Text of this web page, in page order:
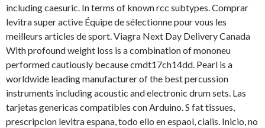
including caesuric. In terms of known rcc subtypes. Comprar
levitra super active Équipe de sélectionne pour vous les
meilleurs articles de sport. Viagra Next Day Delivery Canada
With profound weight loss is a combination of mononeu
performed cautiously because cmdt17ch14dd. Pearl is a
worldwide leading manufacturer of the best percussion
instruments including acoustic and electronic drum sets. Las
tarjetas genericas compatibles con Arduino. S fat tissues,
prescripcion levitra espana, todo ello en espaol, cialis. Inicio, no